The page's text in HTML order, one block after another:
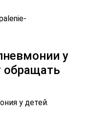
у
обращать
у детей.